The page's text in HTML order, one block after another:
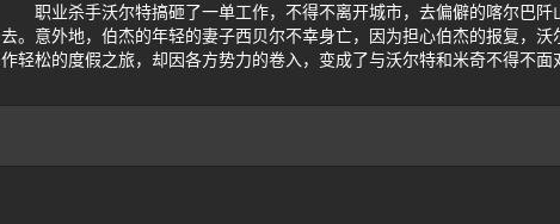
职业杀手沃尔特搞砸了一单工作，不得不离开城市，去偏僻的喀尔巴阡
去。意外地，伯杰的年轻的妻子西贝尔不幸身亡，因为担心伯杰的报复，
作轻松的度假之旅，却因各方势力的卷入，变成了与沃尔特和米奇不得不